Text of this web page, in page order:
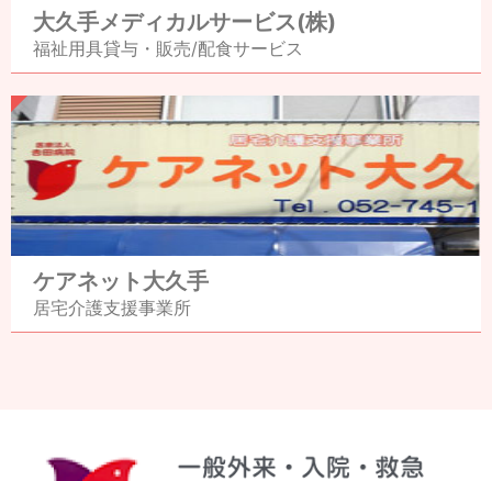
大久手メディカルサービス(株)
福祉用具貸与・販売/配食サービス
ケアネット大久手
居宅介護支援事業所